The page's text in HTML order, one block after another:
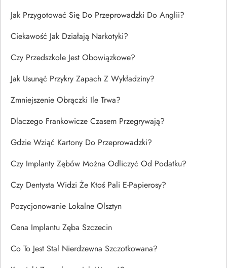
Jak Przygotować Się Do Przeprowadzki Do Anglii?
Ciekawość Jak Działają Narkotyki?
Czy Przedszkole Jest Obowiązkowe?
Jak Usunąć Przykry Zapach Z Wykładziny?
Zmniejszenie Obrączki Ile Trwa?
Dlaczego Frankowicze Czasem Przegrywają?
Gdzie Wziąć Kartony Do Przeprowadzki?
Czy Implanty Zębów Można Odliczyć Od Podatku?
Czy Dentysta Widzi Że Ktoś Pali E-Papierosy?
Pozycjonowanie Lokalne Olsztyn
Cena Implantu Zęba Szczecin
Co To Jest Stal Nierdzewna Szczotkowana?